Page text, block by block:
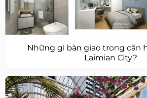
Những gì bàn giao trong căn
Laimian City?